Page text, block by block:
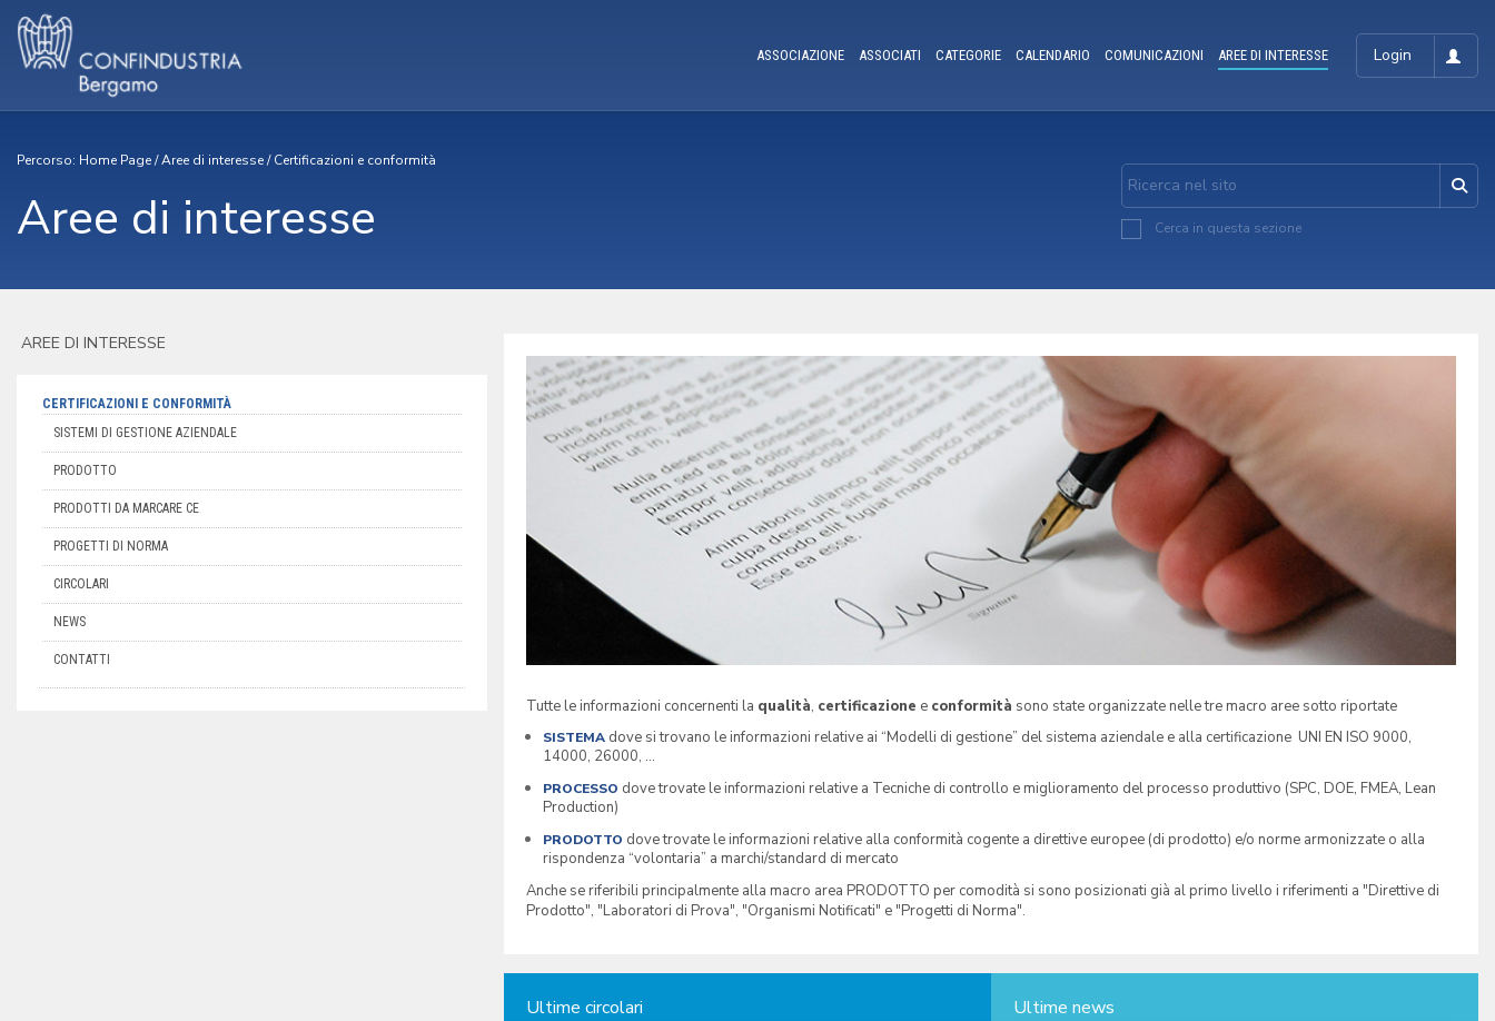
Login
ASSOCIAZIONE ASSOCIATI CATEGORIE CALENDARIO COMUNICAZIONI AREE DI INTERESSE
Percorso: Home Page/Aree di interesse/Certificazioni e conformità
Aree di interesse Cerca in questa sezione
AREE DI INTERESSE
CERTIFICAZIONI E CONFORMITÀ
SISTEMI DI GESTIONE AZIENDALE
PRODOTTO
PRODOTTI DA MARCARE CE
PROGETTI DI NORMA
CIRCOLARI
NEWS
CONTATTI
Tutte le informazioni concernenti la qualità, certificazione e conformità sono state organizzate nelle tre macro aree sotto riportate
SISTEMA dove si trovano le informazioni relative ai “Modelli di gestione” del sistema aziendale e alla certificazione UNI EN ISO 9000,
14000, 26000, …
PROCESSO dove trovate le informazioni relative a Tecniche di controllo e miglioramento del processo produttivo (SPC, DOE, FMEA, Lean
Production)
PRODOTTO dove trovate le informazioni relative alla conformità cogente a direttive europee (di prodotto) e/o norme armonizzate o alla
rispondenza “volontaria” a marchi/standard di mercato
Anche se riferibili principalmente alla macro area PRODOTTO per comodità si sono posizionati già al primo livello i riferimenti a "Direttive di
Prodotto", "Laboratori di Prova", "Organismi Notificati" e "Progetti di Norma".
Ultime circolari Ultime news